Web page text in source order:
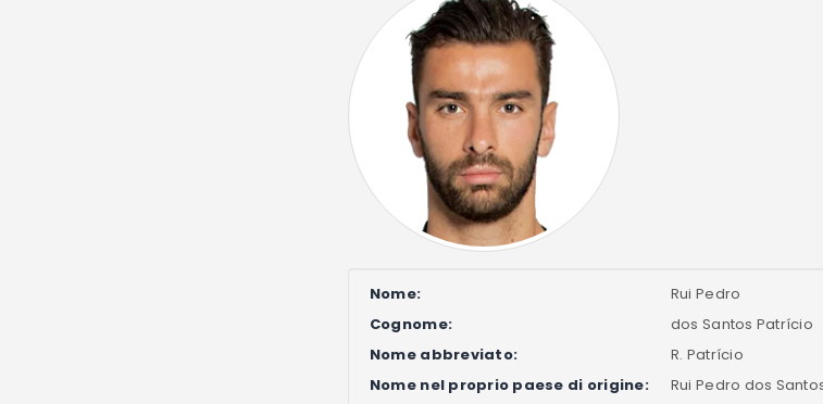
Nome:
Rui Pedro
Cognome:
dos Santos Patrício
Nome abbreviato:
R. Patrício
Nome nel proprio paese di origine:
Rui Pedro dos